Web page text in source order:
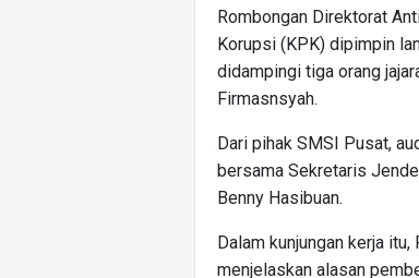
Rombongan Direktorat
Korupsi (KPK) dipimpin
didampingi tiga orang
Firmasnsyah.
Dari pihak SMSI Pusat,
bersama Sekretaris
Benny Hasibuan.
Dalam kunjungan kerja
menjelaskan alasan